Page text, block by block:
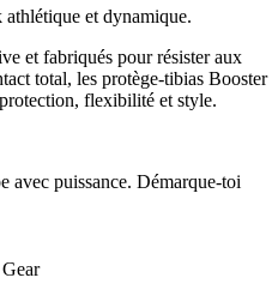
et dynamique.
et fabriqués pour résister aux
total, les protège-tibias Booster
flexibilité et style.
avec puissance. Démarque-toi